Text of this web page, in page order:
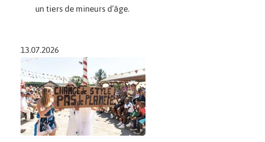
un tiers de mineurs d’âge.
13.07.2026